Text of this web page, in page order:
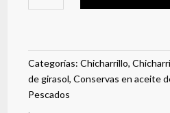
aceite
525
g
cantidad
Categorías:Chicharrillo,
de girasol,Conservas en aceite
Pescados
.